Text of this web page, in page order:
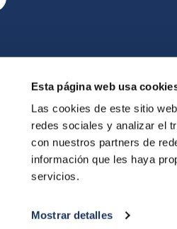
Esta página web usa
Las cookies de este sitio
redes sociales y analizar el
con nuestros partners de
información que les haya
servicios.
Mostrar detalles
© Copyright 2026, New Castle